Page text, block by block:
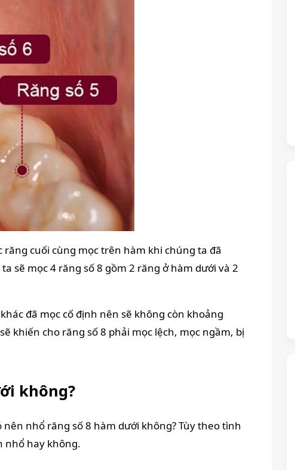
răng cuối cùng mọc trên hàm khi chúng ta đã
sẽ mọc 4 răng số 8 gồm 2 răng ở hàm dưới và 2
đã mọc cố định nên sẽ không còn khoảng
khiến cho răng số 8 phải mọc lệch, mọc ngầm, bị
không?
nhổ răng số 8 hàm dưới không? Tùy theo tình
nhổ hay không.